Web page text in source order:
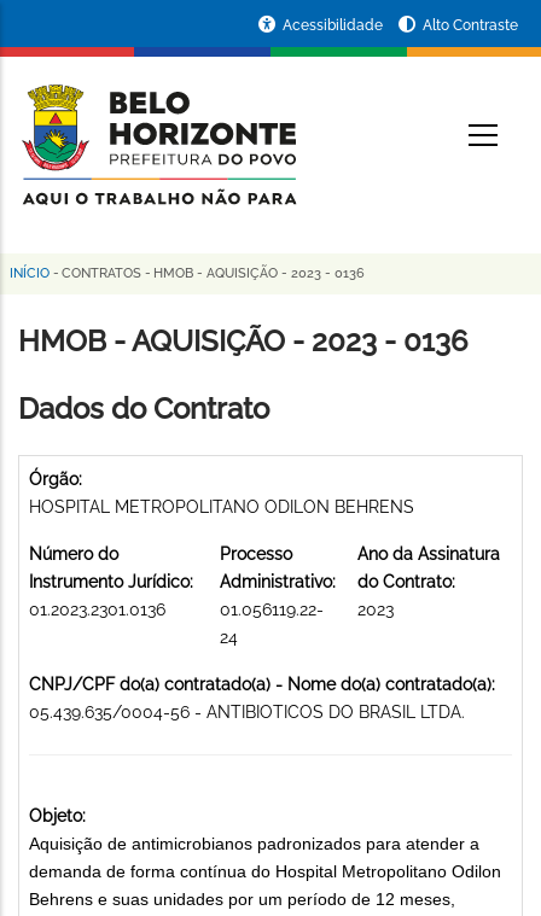
conteúdo
principal
da
Prefeitura
de
Horizonte
Acessibilidade Alto Contraste
Trilha
de
INÍCIO - CONTRATOS - HMOB - AQUISIÇÃO - 2023 - 0136
HMOB - AQUISIÇÃO - 2023 - 0136
Dados do Contrato
Órgão:
HOSPITAL METROPOLITANO ODILON BEHRENS
Número do
Instrumento Jurídico:
01.2023.2301.0136
Processo
Administrativo:
01.056119.22-
24
Ano da Assinatura
do Contrato:
2023
CNPJ/CPF do(a) contratado(a) - Nome do(a) contratado(a):
05.439.635/0004-56 - ANTIBIOTICOS DO BRASIL LTDA.
Objeto:
Aquisição de antimicrobianos padronizados para atender a
demanda de forma contínua do Hospital Metropolitano Odilon
Behrens e suas unidades por um período de 12 meses,